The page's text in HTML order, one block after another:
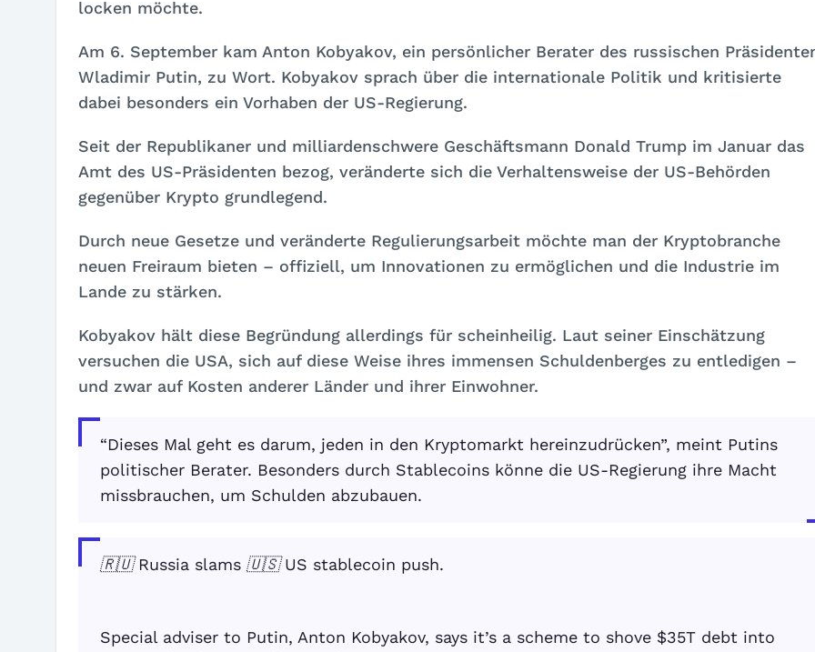
locken möchte.
Am 6. September kam Anton Kobyakov, ein persönlicher Berater des russischen
Wladimir Putin, zu Wort. Kobyakov sprach über die internationale Politik und kritisierte
dabei besonders ein Vorhaben der US-Regierung.
Seit der Republikaner und milliardenschwere Geschäftsmann Donald Trump im Januar das
Amt des US-Präsidenten bezog, veränderte sich die Verhaltensweise der US-Behörden
gegenüber Krypto grundlegend.
Durch neue Gesetze und veränderte Regulierungsarbeit möchte man der Kryptobranche
neuen Freiraum bieten – offiziell, um Innovationen zu ermöglichen und die Industrie im
Lande zu stärken.
Kobyakov hält diese Begründung allerdings für scheinheilig. Laut seiner Einschätzung
versuchen die USA, sich auf diese Weise ihres immensen Schuldenberges zu entledigen –
und zwar auf Kosten anderer Länder und ihrer Einwohner.
“Dieses Mal geht es darum, jeden in den Kryptomarkt hereinzu­drücken”, meint Putins
politischer Berater. Besonders durch Stablecoins könne die US-Regierung ihre Macht
missbrauchen, um Schulden abzubauen.
🇷🇺 Russia slams 🇺🇸 US stablecoin push.
Special adviser to Putin, Anton Kobyakov, says it’s a scheme to shove $35T debt into